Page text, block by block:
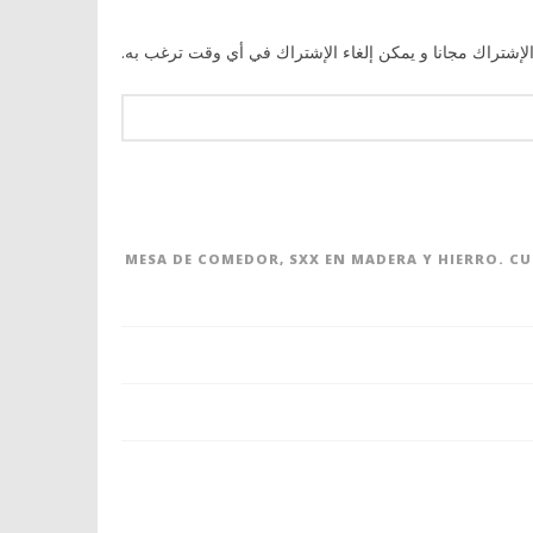
مجانا و يمكن إلغاء الإشتراك في أي وقت ترغب به.
MESA DE COMEDOR, SXX EN MADERA Y HIERRO.